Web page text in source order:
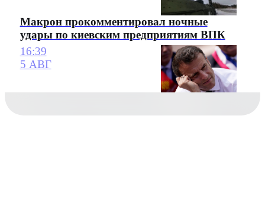
Макрон прокомментировал ночные
удары по киевским предприятиям ВПК
16:39
5 АВГ